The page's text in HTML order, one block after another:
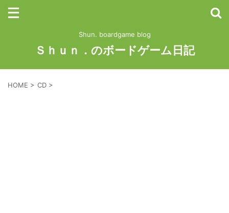
Shun. boardgame blog
Ｓｈｕｎ．のボードゲーム日記
HOME > CD >